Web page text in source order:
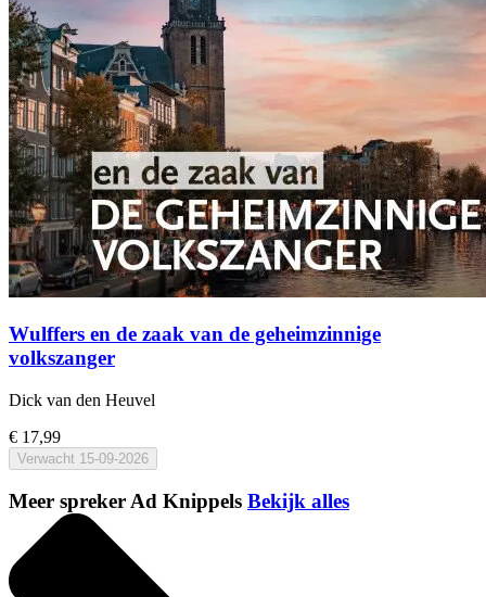
Wulffers en de zaak van de geheimzinnige
volkszanger
Dick van den Heuvel
€ 17,99
Verwacht 15-09-2026
Meer spreker Ad Knippels Bekijk alles